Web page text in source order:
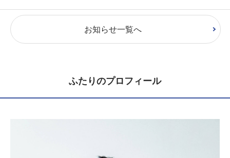
お知らせ一覧へ
ふたりのプロフィール